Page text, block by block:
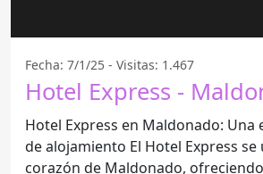
Fecha: 7/1/25 - Visitas: 1.467
Hotel Express -
Hotel Express en Maldonado: Una
de alojamiento El Hotel Express se ubica en el
corazón de Maldonado,